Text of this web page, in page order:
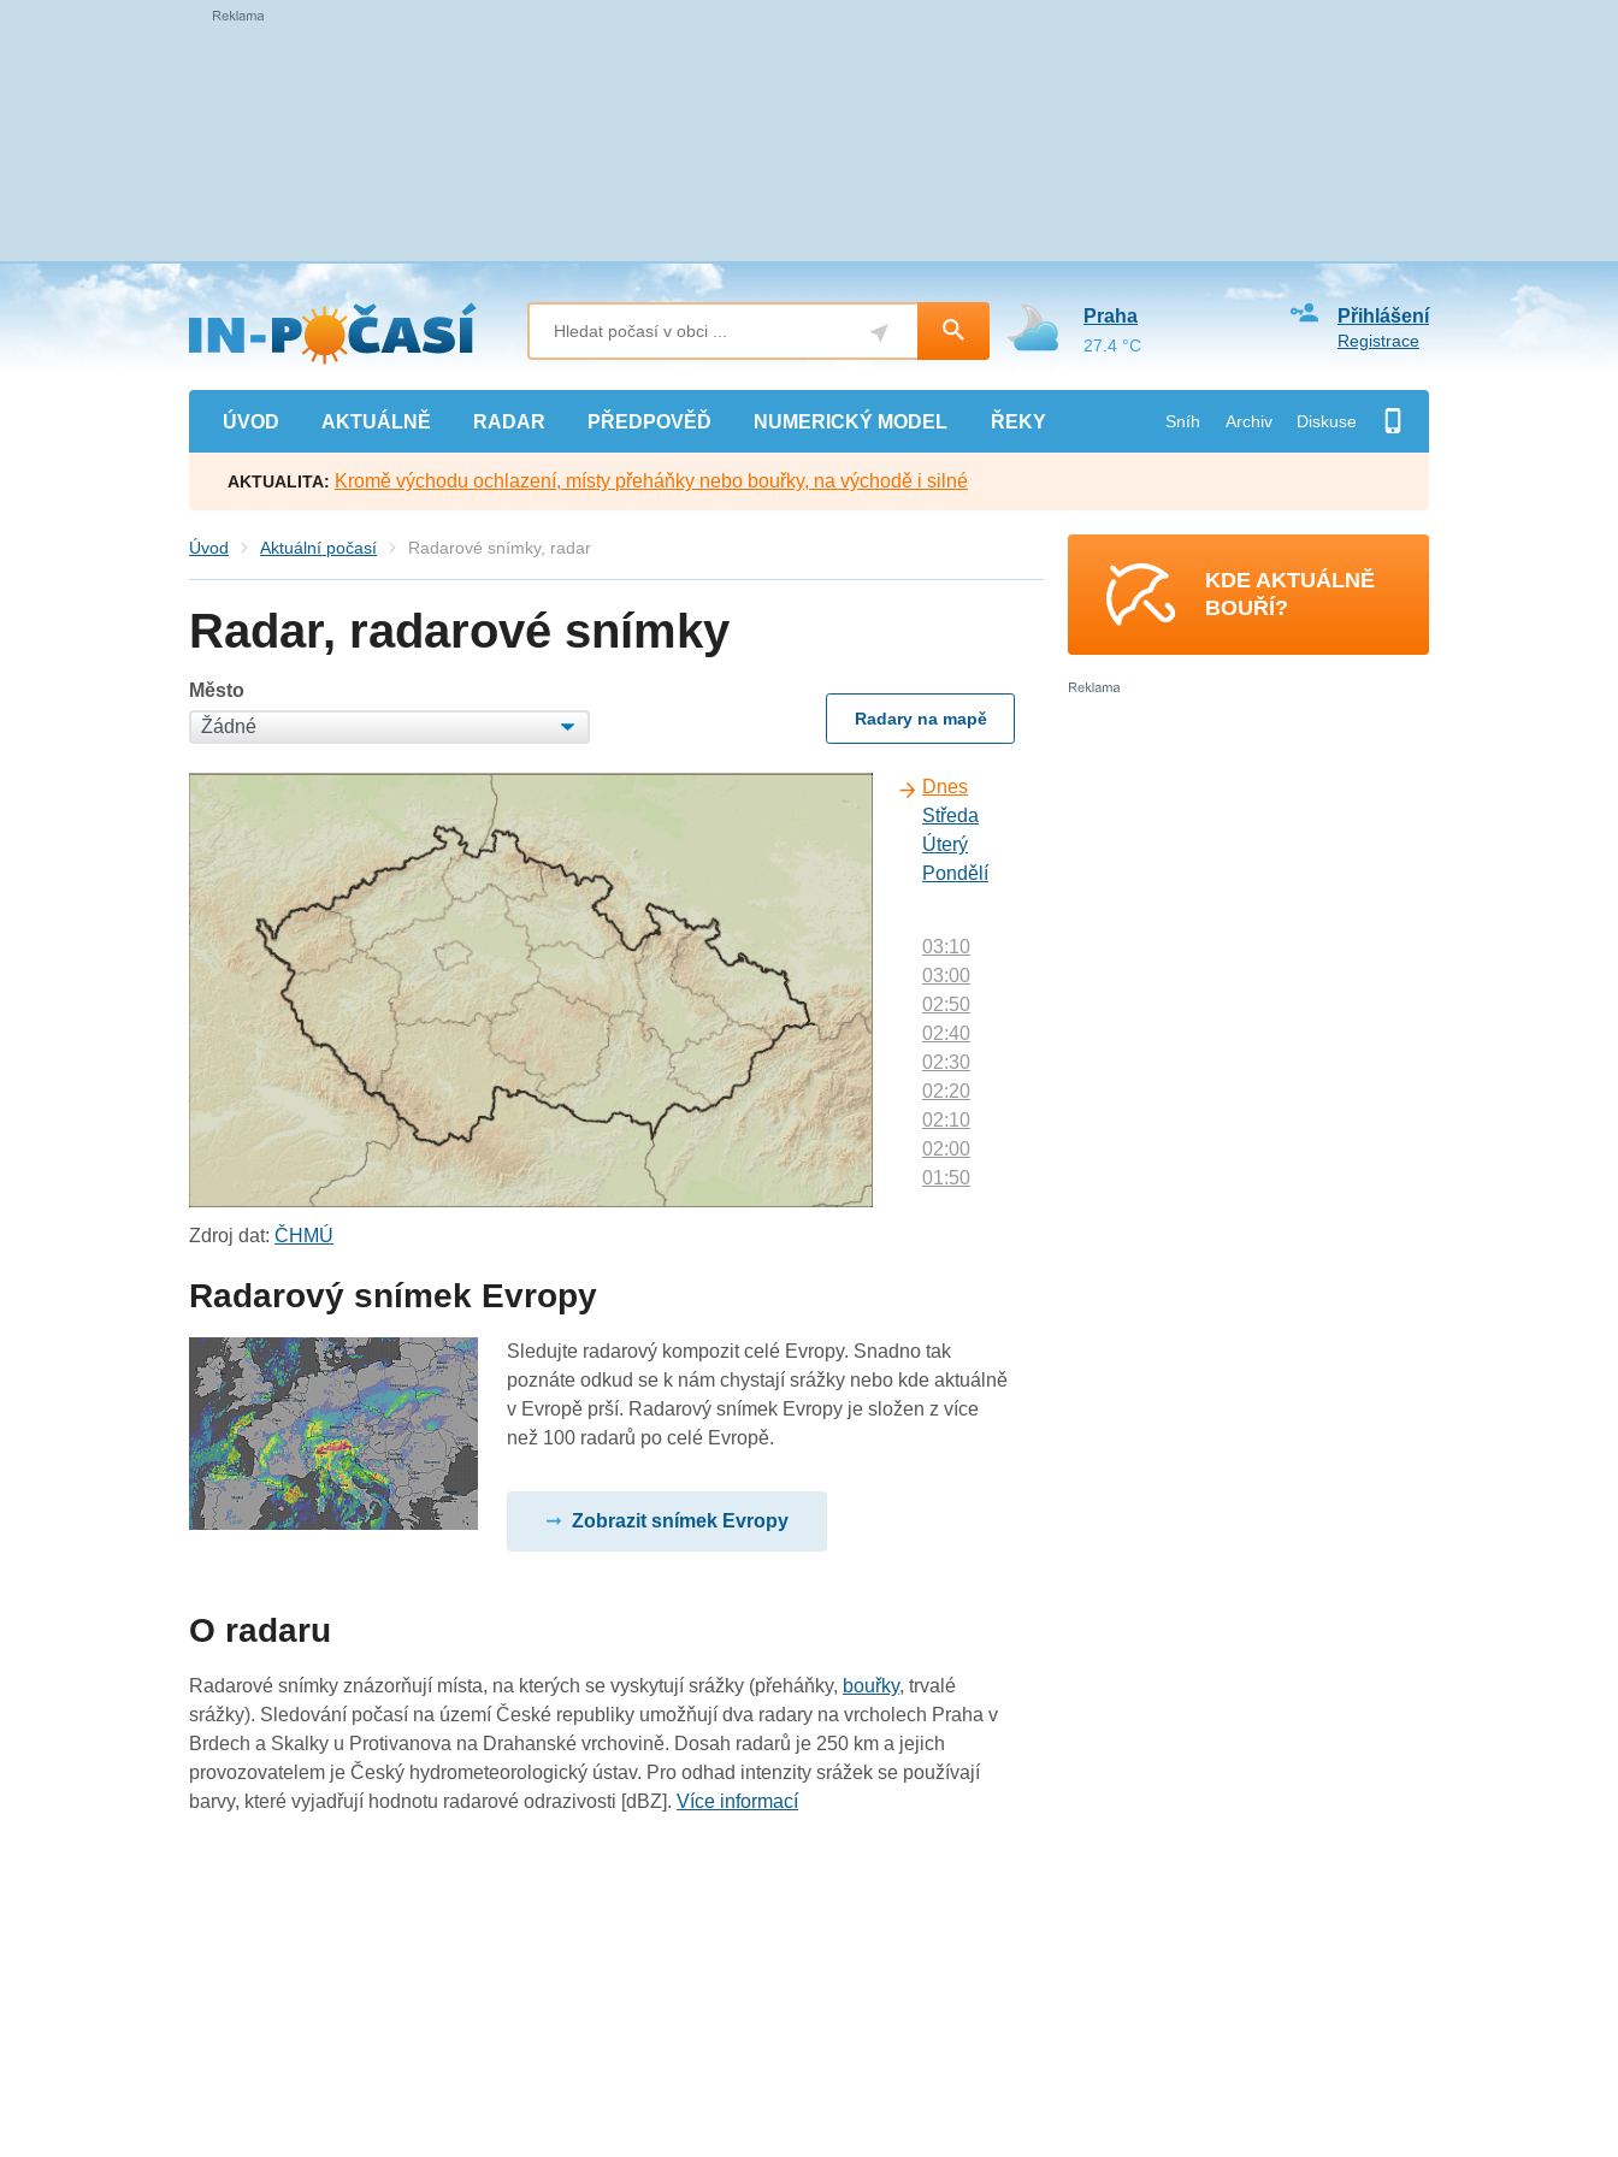
Přejít
na
hlavní
obsah
ÚVOD AKTUÁLNĚ RADAR PŘEDPOVĚĎ NUMERICKÝ MODEL ŘEKY Sníh Archiv Diskuse
Přihlášení
Registrace
Praha
27.4 °C
AKTUALITA: Kromě východu ochlazení, místy přeháňky nebo bouřky, na východě i silné
Úvod Aktuální počasí Radarové snímky, radar
Radar, radarové snímky
Město
Radary na mapě
Dnes
Středa
Úterý
Pondělí
03:10
03:00
02:50
02:40
02:30
02:20
02:10
02:00
01:50
00:50
00:40
00:30
Zdroj dat:ČHMÚ
Radarový snímek Evropy
Sledujte radarový kompozit celé Evropy. Snadno tak
poznáte odkud se k nám chystají srážky nebo kde aktuálně
v Evropě prší. Radarový snímek Evropy je složen z více
než 100 radarů po celé Evropě.
Zobrazit snímek Evropy
O radaru
Radarové snímky znázorňují místa, na kterých se vyskytují srážky (přeháňky, bouřky, trvalé
srážky). Sledování počasí na území České republiky umožňují dva radary na vrcholech Praha v
Brdech a Skalky u Protivanova na Drahanské vrchovině. Dosah radarů je 250 km a jejich
provozovatelem je Český hydrometeorologický ústav. Pro odhad intenzity srážek se používají
barvy, které vyjadřují hodnotu radarové odrazivosti [dBZ].Více informací
KDE AKTUÁLNĚ
BOUŘÍ?